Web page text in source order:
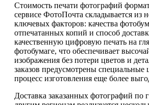
Стоимость печати фотографий
сервисе ФотоПочта складывается из
ключевых факторов: качества
отпечатанных копий и способ
качественную цифровую печать на
фотобумаге, что обеспечивает
изображения без потери цветов и
заказов предусмотрены специальные
процесс изготовления еще более
Доставка заказанных фотографий по